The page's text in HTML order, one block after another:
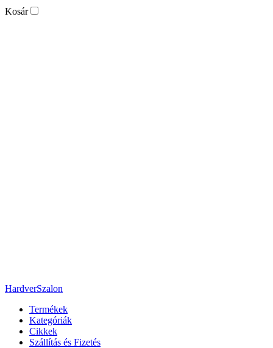
Kosár
HardverSzalon
Termékek
Kategóriák
Cikkek
Szállítás és Fizetés